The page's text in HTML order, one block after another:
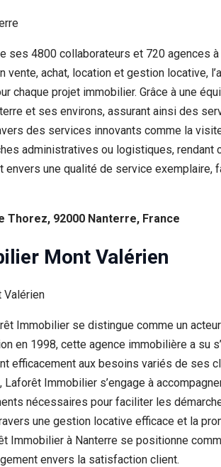
ses 4800 collaborateurs et 720 agences
vente, achat, location et gestion
chaque projet immobilier. Grâce à une
et ses environs, assurant ainsi des
des services innovants comme la
administratives ou logistiques,
envers une qualité de service exemplaire,
Thorez, 92000 Nanterre, France
Mont Valérien
Immobilier se distingue comme un
en 1998, cette agence immobilière a
efficacement aux besoins variés de ses
Immobilier s’engage à
nécessaires pour faciliter les
une gestion locative efficace et la
Immobilier à Nanterre se positionne
envers la satisfaction client.